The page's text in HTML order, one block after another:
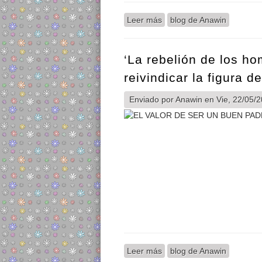
Leer más sobre “El hijo no cargará
blog de Anawin
‘La rebelión de los
reivindicar la figura
Enviado porAnawin en Vie, 22/05/
Leer más sobre ‘La rebelión de los
blog de Anawin